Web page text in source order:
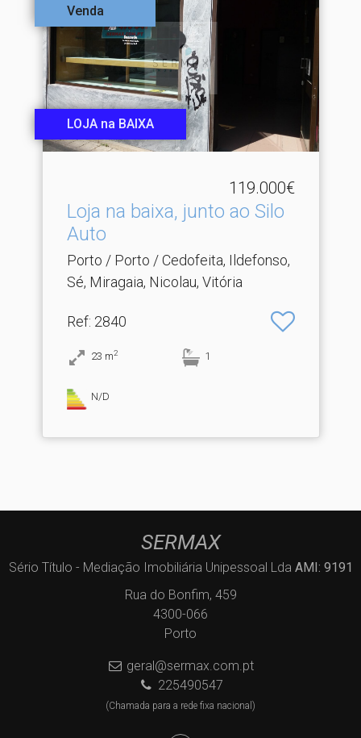
Venda
LOJA na BAIXA
119.000€
Loja na baixa, junto ao Silo
Auto
Porto / Porto / Cedofeita, Ildefonso,
Sé, Miragaia, Nicolau, Vitória
Ref: 2840
23 m2 1
N/D
SERMAX
Sério Título - Mediação Imobiliária Unipessoal Lda AMI: 9191
Rua do Bonfim, 459
4300-066
Porto
geral@sermax.com.pt
225490547
(Chamada para a rede fixa nacional)